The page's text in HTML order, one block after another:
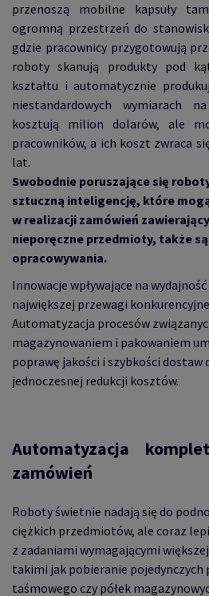
przenoszą mobilne kapsuły
ogromną przestrzeń do
gdzie pracownicy przygotowują
roboty skanują produkty pod
kształtu i automatycznie
niestandardowych wymiarach
kosztują milion dolarów, ale
pracowników, a ich koszt zwraca
lat.
Swobodnie poruszające się
sztuczną inteligencję, które
w realizacji zamówień
nieporęczne przedmioty, także
opracowywania.
Innowacje wpływające na
największej przewagi
Automatyzacja procesów
magazynowaniem i pakowaniem
poprawę jakości i szybkości
jednoczesnej redukcji kosztów.
Automatyzacja
zamówień
Roboty świetnie nadają się do
ciężkich przedmiotów, ale coraz
z zadaniami wymagającymi
takimi jak pobieranie
taśmowego czy półek